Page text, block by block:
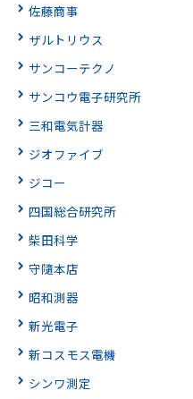
佐藤商事
ザルトリウス
サンコーテクノ
サンコウ電子研究所
三和電気計器
ジオファイブ
ジコー
四国総合研究所
柴田科学
守隨本店
昭和測器
新光電子
新コスモス電機
シンワ測定